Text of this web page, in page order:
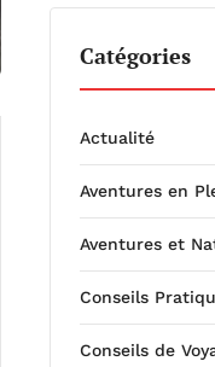
Catégories
Actualité
Aventures en
Aventures et
Conseils
Conseils de